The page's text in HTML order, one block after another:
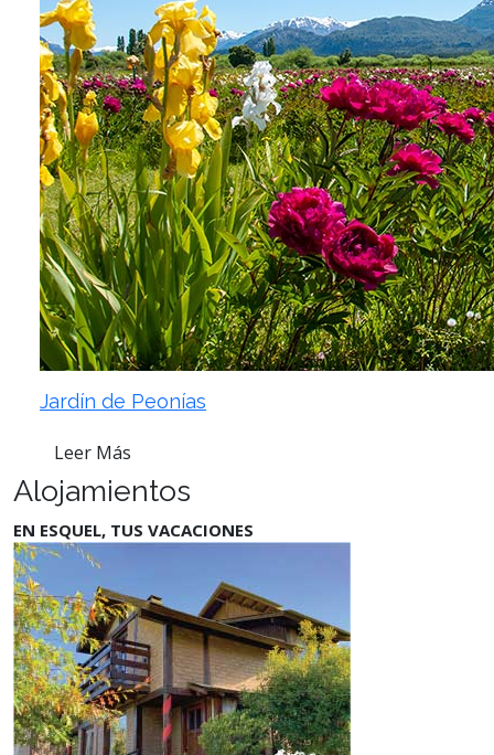
Jardín de Peonías
Leer Más
Alojamientos
EN ESQUEL, TUS VACACIONES